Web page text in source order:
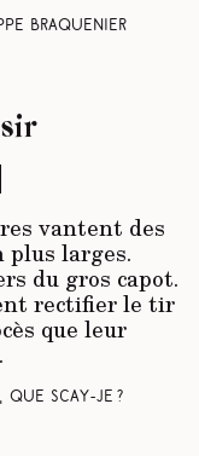
Braquenier
vantent des
plus larges.
du gros capot.
rectifier le tir
que leur
scay-je ?